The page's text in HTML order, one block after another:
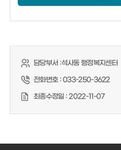
담당부서 :석사동 행정복지센터
전화번호 :033-250-3622
최종수정일 :2022-11-07